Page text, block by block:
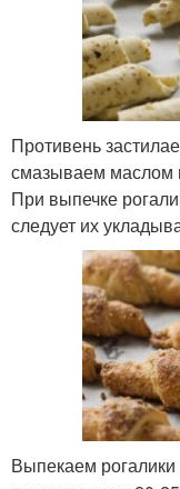
Противень
смазываем маслом
При выпечке
следует их
Выпекаем рогалики